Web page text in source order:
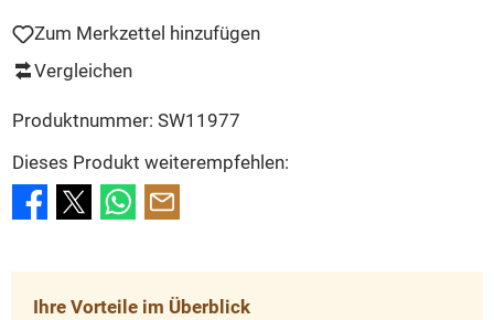
Zum Merkzettel hinzufügen
Vergleichen
Produktnummer: SW11977
Dieses Produkt weiterempfehlen:
Ihre Vorteile im Überblick